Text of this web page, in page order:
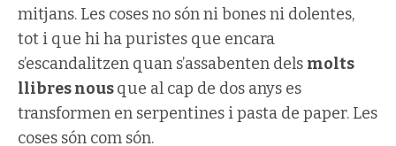
mitjans. Les coses no són ni bones ni dolentes,
tot i que hi ha puristes que encara
s’escandalitzen quan s’assabenten dels molts
llibres nousque al cap de dos anys es
transformen en serpentines i pasta de paper. Les
coses són com són.